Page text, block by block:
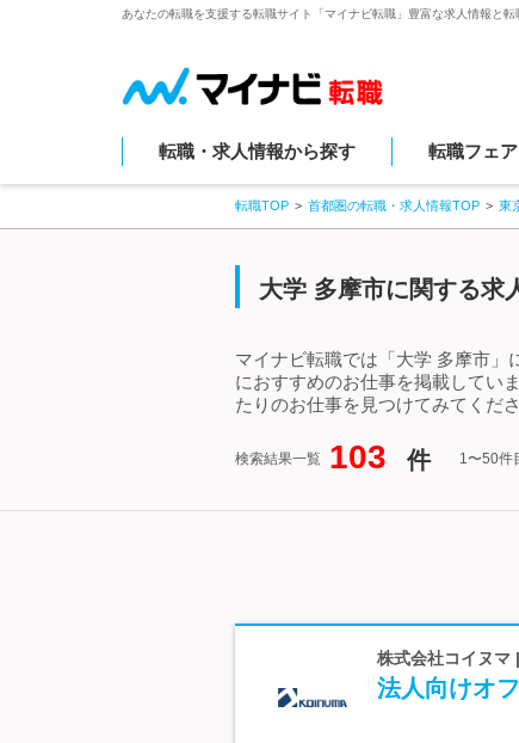
あなたの転職を支援する転職サイト「マイナビ転職」豊富な求人情報と
転職・求人情報から探す 転職フェ
転職TOP 首都圏の転職・求人情報TOP 東
大学 多摩市に関する求
マイナビ転職では「大学 多摩市」
におすすめのお仕事を掲載してい
たりのお仕事を見つけてみてくだ
検索結果一覧 103 件 1〜50件
株式会社コイヌマ
法人向けオ